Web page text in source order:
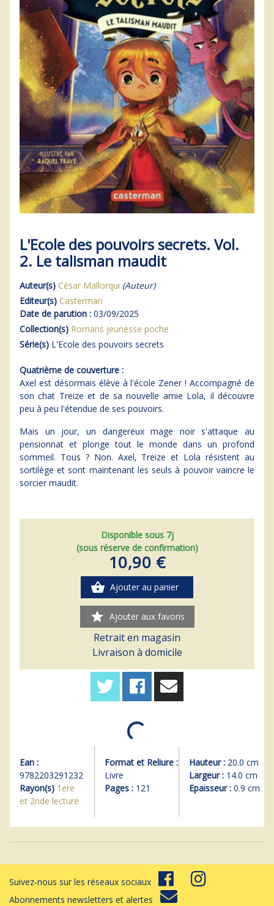
L'Ecole des pouvoirs secrets. Vol.
2. Le talisman maudit
Auteur(s) César Mallorqui (Auteur)
Editeur(s) Casterman
Date de parution : 03/09/2025
Collection(s) Romans jeunesse poche
Série(s) L'Ecole des pouvoirs secrets
Quatrième de couverture :
Axel est désormais élève à l'école Zener ! Accompagné de
son chat Treize et de sa nouvelle amie Lola, il découvre
peu à peu l'étendue de ses pouvoirs.
Mais un jour, un dangereux mage noir s'attaque au
pensionnat et plonge tout le monde dans un profond
sommeil. Tous ? Non. Axel, Treize et Lola résistent au
sortilège et sont maintenant les seuls à pouvoir vaincre le
sorcier maudit.
Disponible sous 7j
(sous réserve de confirmation)
10,90 €
shopping_basket Ajouter au panier
star Ajouter aux favoris
Retrait en magasin
Livraison à domicile
Ean :
9782203291232
Rayon(s) 1ere
et 2nde lecture
Format et Reliure :
Livre
Pages :121
Hauteur : 20.0 cm
Largeur : 14.0 cm
Epaisseur : 0.9 cm
Suivez-nous sur les réseaux sociaux
Abonnements newsletters et alertes